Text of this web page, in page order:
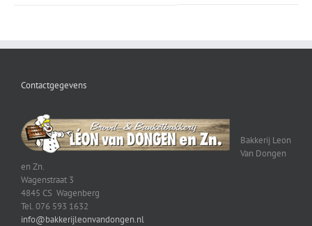
Contactgegevens
Bakkerij Leon
Van Dongen
en Zn.
Wagenstraat 3
4845 CS Wagenberg
Tel. 076 593 1632
info@bakkerijleonvandongen.nl